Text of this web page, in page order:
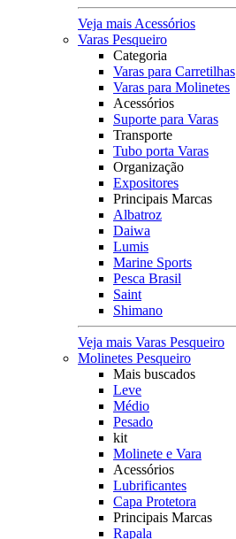
Veja mais Acessórios
Varas Pesqueiro
Categoria
Varas para Carretilhas
Varas para Molinetes
Acessórios
Suporte para Varas
Transporte
Tubo porta Varas
Organização
Expositores
Principais Marcas
Albatroz
Daiwa
Lumis
Marine Sports
Pesca Brasil
Saint
Shimano
Veja mais Varas Pesqueiro
Molinetes Pesqueiro
Mais buscados
Leve
Médio
Pesado
kit
Molinete e Vara
Acessórios
Lubrificantes
Capa Protetora
Principais Marcas
Rapala